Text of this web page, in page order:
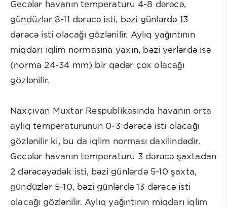
Gecələr havanın temperaturu 4-8 dərəcə,
gündüzlər 8-11 dərəcə isti, bəzi günlərdə 13
dərəcə isti olacağı gözlənilir. Aylıq yağıntının
miqdarı iqlim normasına yaxın, bəzi yerlərdə isə
(norma 24-34 mm) bir qədər çox olacağı
gözlənilir.
Naxçıvan Muxtar Respublikasında havanın orta
aylıq temperaturunun 0-3 dərəcə isti olacağı
gözlənilir ki, bu da iqlim norması daxilindədir.
Gecələr havanın temperaturu 3 dərəcə şaxtadan
2 dərəcəyədək isti, bəzi günlərdə 5-10 şaxta,
gündüzlər 5-10, bəzi günlərdə 13 dərəcə isti
olacağı gözlənilir. Aylıq yağıntının miqdarı iqlim